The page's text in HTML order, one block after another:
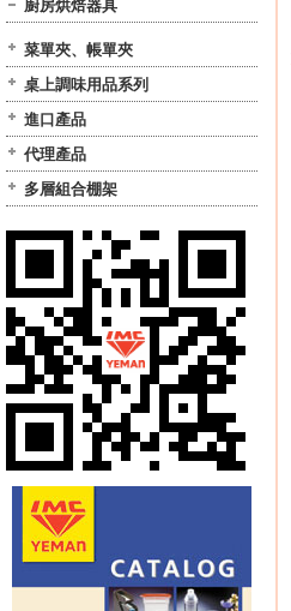
廚房烘焙器具
菜單夾、帳單夾
桌上調味用品系列
進口產品
代理產品
多層組合棚架